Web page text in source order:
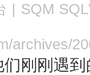
| SQM
archives/
刚刚遇